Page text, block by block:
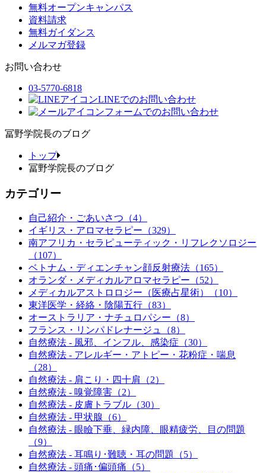
無料オープンキャンパス
資料請求
無料ガイダンス
メルマガ登録
お問い合わせ
03-5770-6818
LINEでのお問い合わせ
フォームでのお問い合わせ
冨野学院長のブログ
トップ
冨野学院長のブログ
カテゴリー
自己紹介・ごあいさつ（4）
イギリス・アロマセラピー（329）
南アフリカ・セラピューティック・リフレクソロジー
（107）
ベトナム・ディエンチャン顔反射療法（165）
オランダ・メディカルアロマセラピー（52）
メディカルアストロロジー（医療占星術）（10）
東洋医学・経絡・陰陽五行（83）
オーストラリア・ナチュロパシー（8）
フランス・リンパドレナージュ（8）
自然療法 - 風邪、インフル、感染症（30）
自然療法 - アレルギー・アトピー・花粉症・喘息
（28）
自然療法 - 肩こり・四十肩（2）
自然療法 - 嗅覚障害（2）
自然療法 - 皮膚トラブル（30）
自然療法 - 甲状腺（6）
自然療法 - 眼瞼下垂、緑内障、眼精疲労、目の問題
（9）
自然療法 - 耳鳴り･難聴・耳の問題（5）
自然療法 - 頭痛･偏頭痛（5）